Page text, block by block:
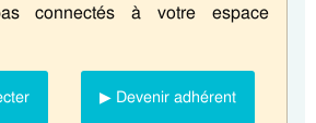
connectés à votre espace
▶ Devenir adhérent